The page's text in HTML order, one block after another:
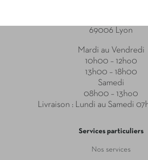
69006 Lyon
Mardi au Vendredi
10h00 – 12ho0
13h00 – 18h00
Samedi
08h00 – 13ho0
Livraison : Lundi au Samedi
Services particuliers
Nos services